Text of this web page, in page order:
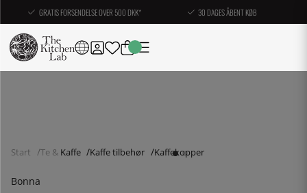
GRATIS FORSENDELSE OVER 500 DKK* 30 DAGES ÅBENT KØB
Start Te & Kaffe Kaffe tilbehør Kaffekopper
Bonna